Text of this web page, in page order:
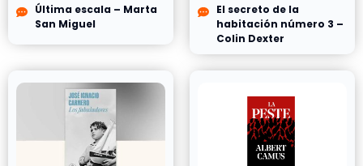
Última escala – Marta
San Miguel
El secreto de la
habitación número 3 –
Colin Dexter